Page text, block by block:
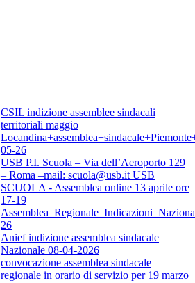
CSIL indizione assemblee sindacali
territoriali maggio
05-26
USB P.I. Scuola – Via dell’Aeroporto 129
– Roma –mail: scuola@usb.it USB
SCUOLA - Assemblea online 13 aprile ore
17-19
26
Anief indizione assemblea sindacale
Nazionale 08-04-2026
convocazione assemblea sindacale
regionale in orario di servizio per 19 marzo